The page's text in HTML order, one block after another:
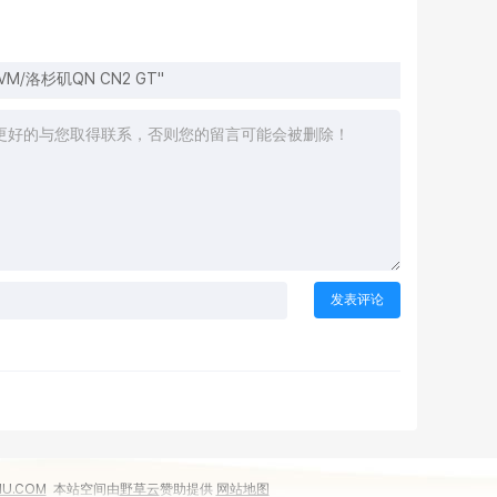
洛杉矶QN CN2 GT"
本站空间由野草云赞助提供 网站地图